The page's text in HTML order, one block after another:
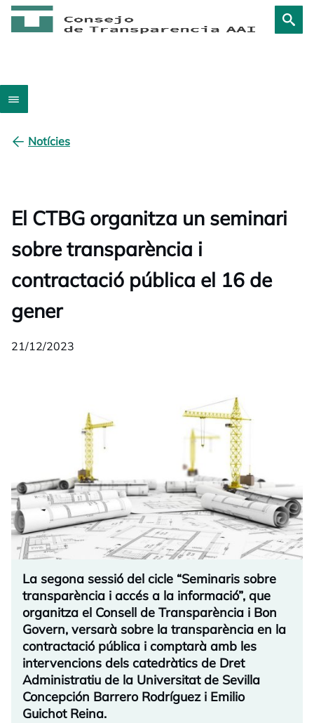
Notícies
El CTBG organitza un seminari
sobre transparència i
contractació pública el 16 de
gener
21/12/2023
La segona sessió del cicle “Seminaris sobre
transparència i accés a la informació”, que
organitza el Consell de Transparència i Bon
Govern, versarà sobre la transparència en la
contractació pública i comptarà amb les
intervencions dels catedràtics de Dret
Administratiu de la Universitat de Sevilla
Concepción Barrero Rodríguez i Emilio
Guichot Reina.